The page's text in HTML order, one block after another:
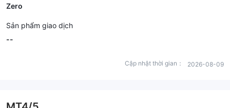
Zero
Sản phẩm giao dịch
--
Cập nhật thời gian： 2026-08-09